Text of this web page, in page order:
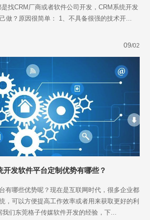
找CRM厂商或者软件公司开发，CRM系统开发
做？原因很简单： 1、不具备很强的技术开...
09/02
开发软件平台定制优势有哪些？
有哪些优势呢？现在是互联网时代，很多企业都
，可以方便提高工作效率或者用来获取更好的利
们东莞格子传媒软件开发的经验，下...